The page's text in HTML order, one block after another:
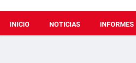
INICIO NOTICIAS INFORMES